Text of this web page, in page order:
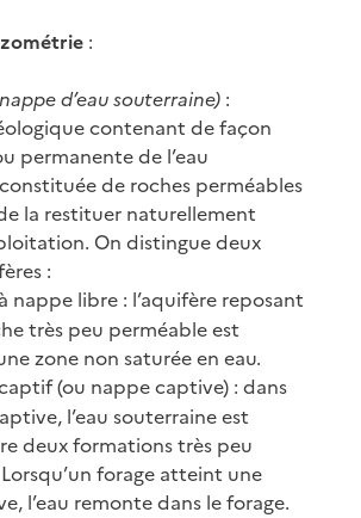
:
d’eau souterraine) :
contenant de façon
permanente de l’eau
de roches perméables
la restituer naturellement
On distingue deux
:
nappe libre : l’aquifère reposant
très peu perméable est
zone non saturée en eau.
(ou nappe captive) : dans
l’eau souterraine est
deux formations très peu
forage atteint une
l’eau remonte dans le forage.